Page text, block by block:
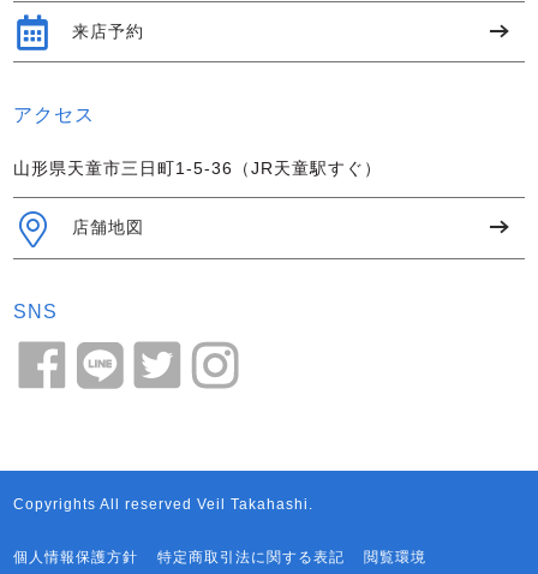
来店予約
アクセス
山形県天童市三日町1-5-36（JR天童駅すぐ）
店舗地図
SNS
Copyrights All reserved Veil Takahashi.
個人情報保護方針 特定商取引法に関する表記 閲覧環境